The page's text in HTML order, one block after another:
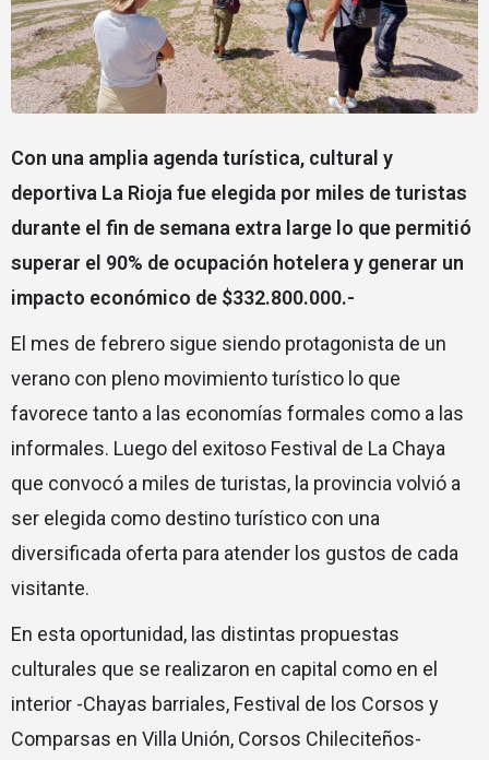
Con una amplia agenda turística, cultural y
deportiva La Rioja fue elegida por miles de turistas
durante el fin de semana extra large lo que permitió
superar el 90% de ocupación hotelera y generar un
impacto económico de $332.800.000.-
El mes de febrero sigue siendo protagonista de un
verano con pleno movimiento turístico lo que
favorece tanto a las economías formales como a las
informales. Luego del exitoso Festival de La Chaya
que convocó a miles de turistas, la provincia volvió a
ser elegida como destino turístico con una
diversificada oferta para atender los gustos de cada
visitante.
En esta oportunidad, las distintas propuestas
culturales que se realizaron en capital como en el
interior -Chayas barriales, Festival de los Corsos y
Comparsas en Villa Unión, Corsos Chileciteños-